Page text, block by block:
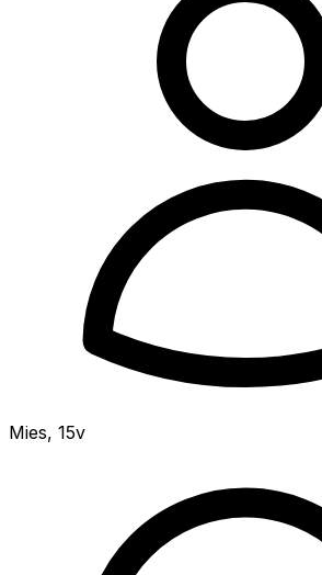
Mies, 15v